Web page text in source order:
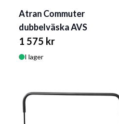
Atran Commuter
dubbelväska AVS
1 575 kr
I lager